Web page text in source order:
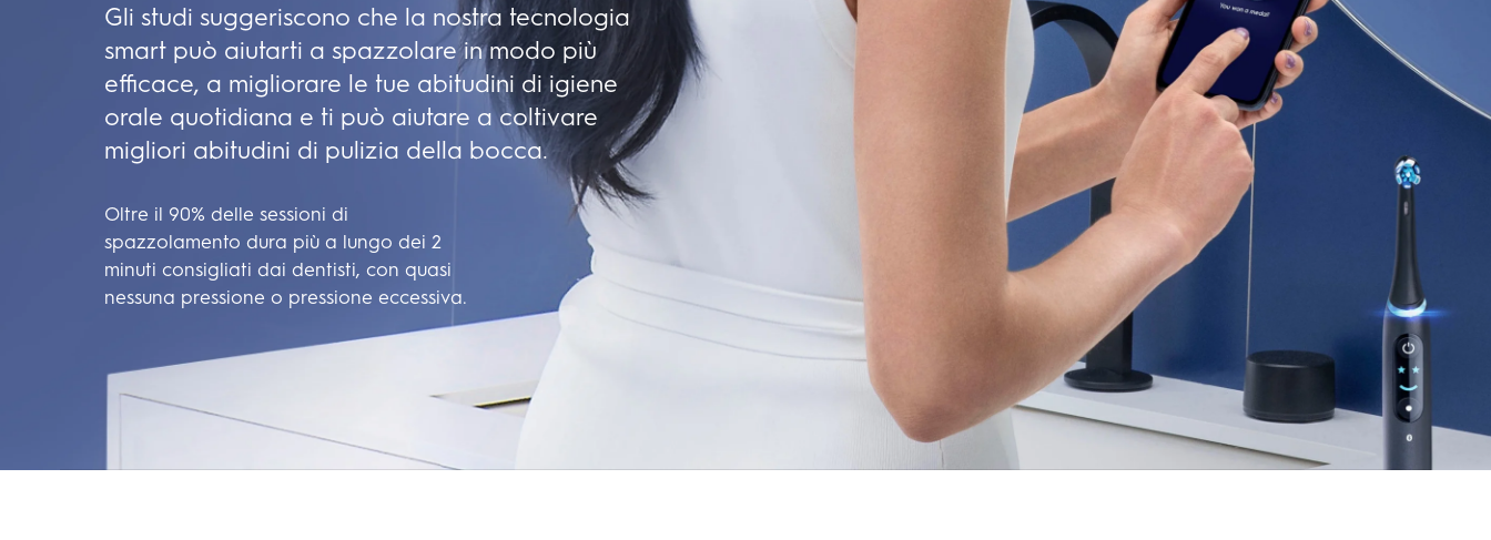
Gli studi suggeriscono che la nostra tecnologia
smart può aiutarti a spazzolare in modo più
efficace, a migliorare le tue abitudini di igiene
orale quotidiana e ti può aiutare a coltivare
migliori abitudini di pulizia della bocca.
Oltre il 90% delle sessioni di
spazzolamento dura più a lungo dei 2
minuti consigliati dai dentisti, con quasi
nessuna pressione o pressione eccessiva.